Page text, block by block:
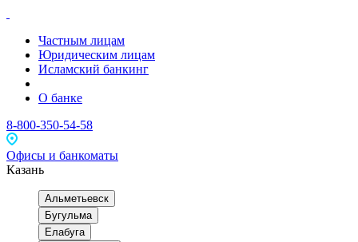
Частным лицам
Юридическим лицам
Исламский банкинг
О банке
8-800-350-54-58
Офисы и банкоматы
Казань
Альметьевск
Бугульма
Елабуга